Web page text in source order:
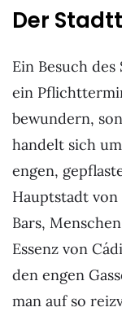
Der
Ein Besuch
ein
bewundern,
handelt sich
engen,
Hauptstadt
Bars,
Essenz von
den engen
man auf so